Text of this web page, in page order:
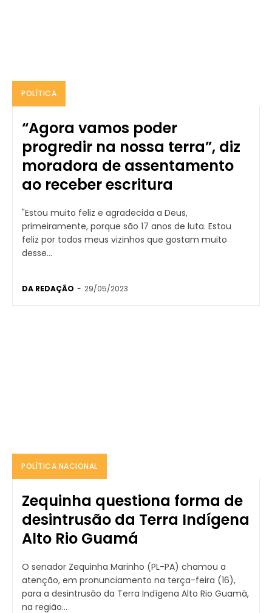
POLÍTICA
“Agora vamos poder
progredir na nossa terra”, diz
moradora de assentamento
ao receber escritura
"Estou muito feliz e agradecida a Deus,
primeiramente, porque são 17 anos de luta. Estou
feliz por todos meus vizinhos que gostam muito
desse...
DA REDAÇÃO - 29/05/2023
POLÍTICA NACIONAL
Zequinha questiona forma de
desintrusão da Terra Indígena
Alto Rio Guamá
O senador Zequinha Marinho (PL-PA) chamou a
atenção, em pronunciamento na terça-feira (16),
para a desintrusão da Terra Indígena Alto Rio Guamá,
na região...